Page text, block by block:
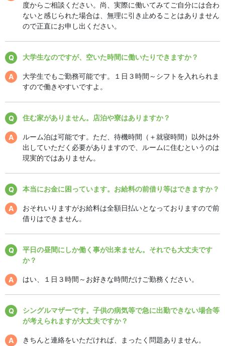
度からご相談ください。尚、実際に働いてみてご自分には合わ
ないと感じられた場合は、無理に引き止めることはありません
ので正直にお申し出ください。
大学生なのですが、空いた時間に働いたりできますか？
大学生でもご勤務可能です。１日３時間～シフトを入れられま
すので働きやすいですよ。
住む家がありません。店泊や寮はありますか？
ルーム泊は可能です。ただ、待機時間（＋就寝時間）以外は外
出していただく必要がありますので、ルームに住むというのは
現実的ではありません。
本当にお金に困っています。お給料の前借り等はできますか？
おそれいりますがお給料は全額日払いとなっておりますので前
借りはできません。
平日の昼間にしか働く事が出来ません。それでも大丈夫です
か？
はい、１日３時間～お好きな時間だけご勤務ください。
シングルマザーです。子供の病気等で急に出勤できない場合等
が考えられますが大丈夫ですか？
きちんと連絡をいただければ、まったく問題ありません。